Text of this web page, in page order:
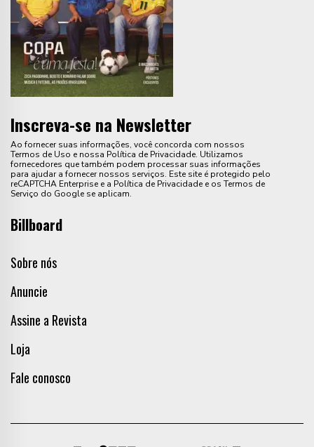
Inscreva-se na Newsletter
Ao fornecer suas informações, você concorda com nossos
Termos de Uso e nossa Política de Privacidade. Utilizamos
fornecedores que também podem processar suas informações
para ajudar a fornecer nossos serviços. Este site é protegido pelo
reCAPTCHA Enterprise e a Política de Privacidade e os Termos de
Serviço do Google se aplicam.
Billboard
Sobre nós
Anuncie
Assine a Revista
Loja
Fale conosco